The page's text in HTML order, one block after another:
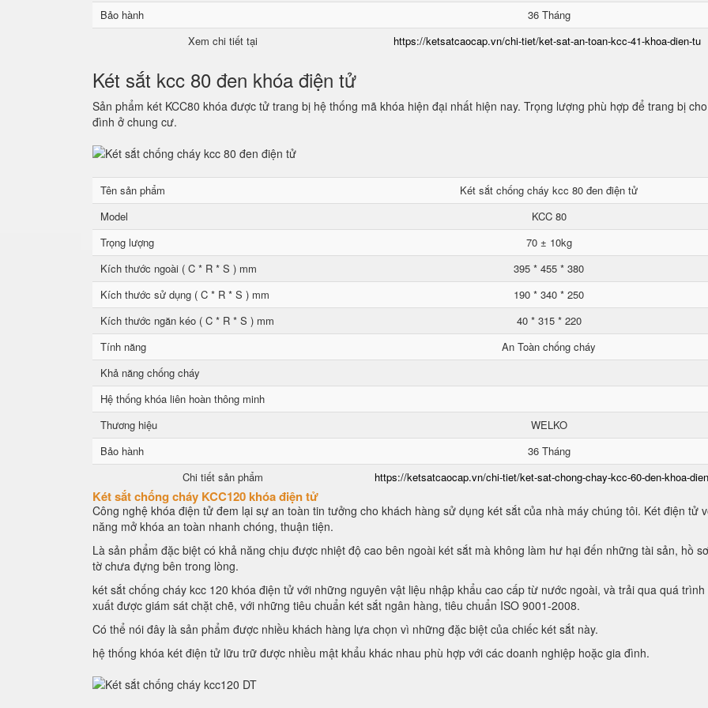
Bảo hành
36 Tháng
Xem chi tiết tại
https://ketsatcaocap.vn/chi-tiet/ket-sat-an-toan-kcc-41-khoa-dien-tu
Két sắt kcc 80 đen khóa điện tử
Sản phẩm két KCC80 khóa được tử trang bị hệ thống mã khóa hiện đại nhất hiện nay. Trọng lượng phù hợp để trang bị
đình ở chung cư.
Tên sản phẩm
Két sắt chống cháy kcc 80 đen điện tử
Model
KCC 80
Trọng lượng
70 ± 10kg
Kích thước ngoài ( C * R * S ) mm
395 * 455 * 380
Kích thước sử dụng ( C * R * S ) mm
190 * 340 * 250
Kích thước ngăn kéo ( C * R * S ) mm
40 * 315 * 220
Tính năng
An Toàn chống cháy
Khả năng chống cháy
Hệ thống khóa liên hoàn thông minh
Thương hiệu
WELKO
Bảo hành
36 Tháng
Chi tiết sản phẩm
https://ketsatcaocap.vn/chi-tiet/ket-sat-chong-chay-kcc-60-den-khoa-
Két sắt chống cháy KCC120 khóa điện tử
Công nghệ khóa điện tử đem lại sự an toàn tin tưởng cho khách hàng sử dụng két sắt của nhà máy chúng tôi. Két điện tử
năng mở khóa an toàn nhanh chóng, thuận tiện.
Là sản phẩm đặc biệt có khả năng chịu được nhiệt độ cao bên ngoài két sắt mà không làm hư hại đến những tài sản, hồ
tờ chưa đựng bên trong lòng.
két sắt chống cháy kcc 120 khóa điện tử với những nguyên vật liệu nhập khẩu cao cấp từ nước ngoài, và trải qua quá trình
xuất được giám sát chặt chẽ, với những tiêu chuẩn két sắt ngân hàng, tiêu chuẩn ISO 9001-2008.
Có thể nói đây là sản phẩm được nhiều khách hàng lựa chọn vì những đặc biệt của chiếc két sắt này.
hệ thống khóa két điện tử lữu trữ được nhiều mật khẩu khác nhau phù hợp với các doanh nghiệp hoặc gia đình.